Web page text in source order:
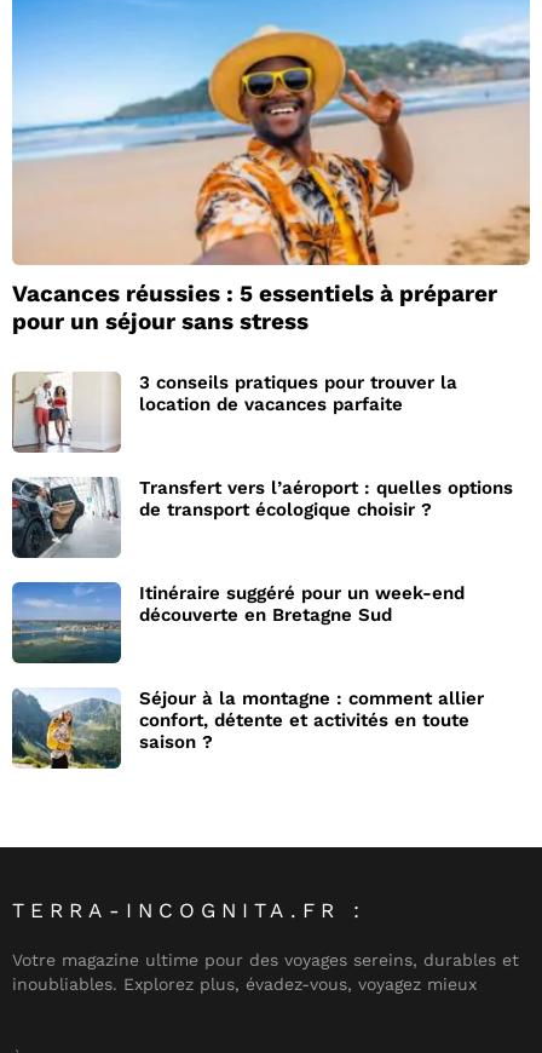
Vacances réussies : 5 essentiels à préparer
pour un séjour sans stress
3 conseils pratiques pour trouver la
location de vacances parfaite
Transfert vers l’aéroport : quelles options
de transport écologique choisir ?
Itinéraire suggéré pour un week-end
découverte en Bretagne Sud
Séjour à la montagne : comment allier
confort, détente et activités en toute
saison ?
TERRA-INCOGNITA.FR :
Votre magazine ultime pour des voyages sereins, durables et
inoubliables. Explorez plus, évadez-vous, voyagez mieux